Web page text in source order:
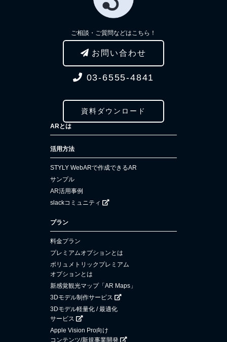
ご相談・ご質問などはこちら！
お問い合わせ
03-6555-4841
資料ダウンロード
ARとは
活用方法
STYLY WebARで作成できるAR
サンプル
AR活用事例
slackコミュニティ
プラン
料金プラン
プレミアムオプションとは
ボリュメトリックプレミアム
オプションとは
新感覚観光マップ「AR Maps」
3Dモデル制作サービス
3Dモデル軽量化 / 最適化
サービス
Apple Vision Pro向け
コンテンツ/新規事業開発